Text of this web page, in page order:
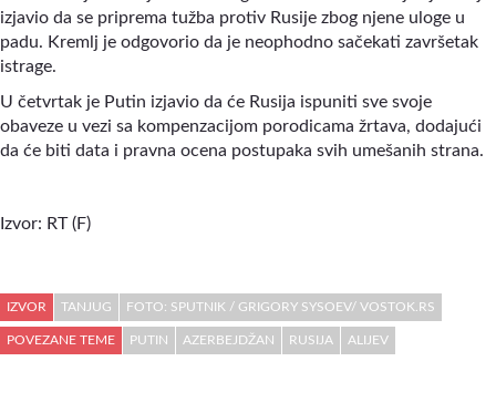
izjavio da se priprema tužba protiv Rusije zbog njene uloge u
padu. Kremlj je odgovorio da je neophodno sačekati završetak
istrage.
U četvrtak je Putin izjavio da će Rusija ispuniti sve svoje
obaveze u vezi sa kompenzacijom porodicama žrtava, dodajući
da će biti data i pravna ocena postupaka svih umešanih strana.
Izvor: RT (F)
IZVOR TANJUG FOTO: SPUTNIK / GRIGORY SYSOEV/ VOSTOK.RS
POVEZANE TEME PUTIN AZERBEJDŽAN RUSIJA ALIJEV